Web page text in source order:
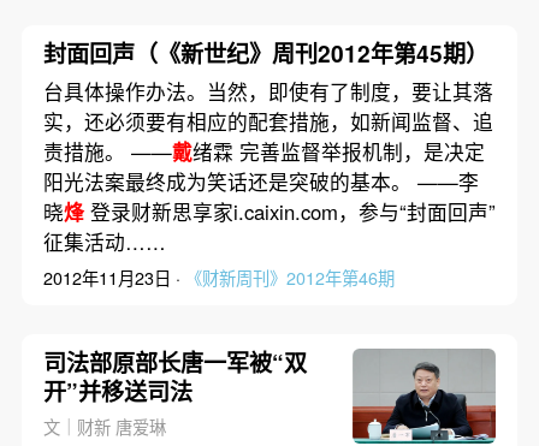
封面回声（《新世纪》周刊2012年第45期）
台具体操作办法。当然，即使有了制度，要让其落
实，还必须要有相应的配套措施，如新闻监督、追
责措施。 ——戴绪霖 完善监督举报机制，是决定
阳光法案最终成为笑话还是突破的基本。 ——李
晓烽登录财新思享家i.caixin.com，参与“封面回声”
征集活动……
2012年11月23日 · 《财新周刊》2012年第46期
司法部原部长唐一军被“双
开”并移送司法
文｜财新 唐爱琳